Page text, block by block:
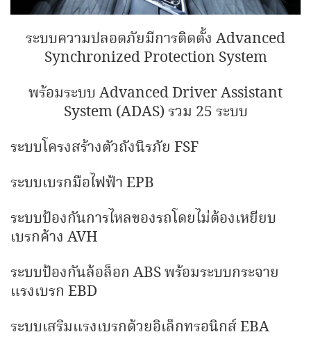
ระบบความปลอดภัยมีการติดตั้ง Advanced
Synchronized Protection System
พร้อมระบบ Advanced Driver Assistant
System (ADAS) รวม 25 ระบบ
ระบบโครงสร้างตัวถังนิรภัย FSF
ระบบเบรกมือไฟฟ้า EPB
ระบบป้องกันการไหลของรถโดยไม่ต้องเหยียบ
เบรกค้าง AVH
ระบบป้องกันล้อล็อก ABS พร้อมระบบกระจาย
แรงเบรก EBD
ระบบเสริมแรงเบรกด้วยอิเล็กทรอนิกส์ EBA